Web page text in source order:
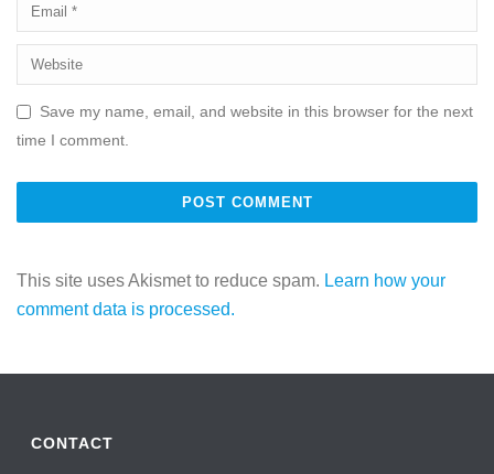
Save my name, email, and website in this browser for the next
time I comment.
This site uses Akismet to reduce spam. Learn how your
comment data is processed.
CONTACT